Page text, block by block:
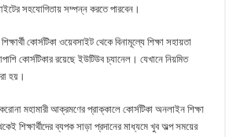
সহযোগিতায় সম্পন্ন করতে পারবেন।
কোর্সটিকা ওয়েবসাইট থেকে বিনামূল্যে শিক্ষা সহায়তা
কোর্সটিকার রয়েছে ইউটিউব চ্যানেল। যেখানে নিয়মিত
হয়।
মহামারী আক্রমণের প্রাক্কালে কোর্সটিকা অনলাইন শিক্ষা
শিক্ষার্থীদের ব্যপক সাড়া প্রদানের মাধ্যমে খুব অল্প সময়ের